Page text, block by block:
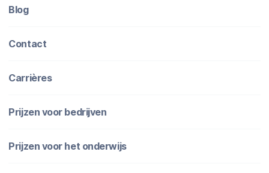
Blog
Contact
Carrières
Prijzen voor bedrijven
Prijzen voor het onderwijs